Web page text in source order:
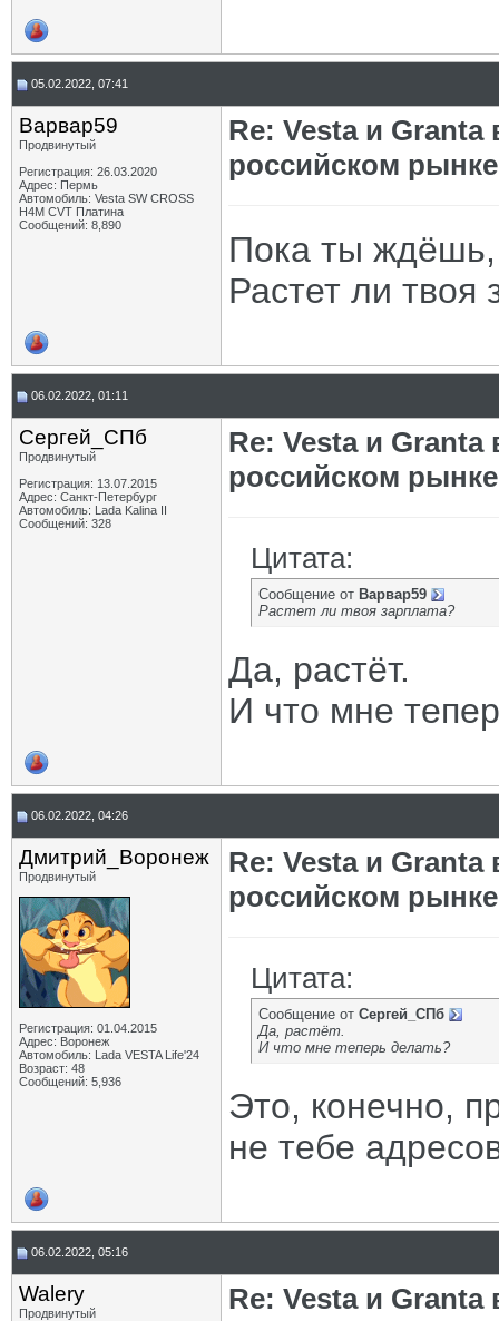
05.02.2022, 07:41
Варвар59
Продвинутый
Регистрация: 26.03.2020
Адрес: Пермь
Автомобиль: Vesta SW CROSS
H4M CVT Платина
Сообщений: 8,890
Re: Vesta и
российском рынке
Пока ты ждёшь,
Растет ли твоя
06.02.2022, 01:11
Сергей_СПб
Продвинутый
Регистрация: 13.07.2015
Адрес: Санкт-Петербург
Автомобиль: Lada Kalina II
Сообщений: 328
Re: Vesta и
российском рынке
Цитата:
Сообщение от Варвар59
Растет ли твоя зарплата?
Да, растёт.
И что мне
06.02.2022, 04:26
Дмитрий_Воронеж
Продвинутый
Регистрация: 01.04.2015
Адрес: Воронеж
Автомобиль: Lada VESTA Life'24
Возраст: 48
Сообщений: 5,936
Re: Vesta и
российском рынке
Цитата:
Сообщение от Сергей_СПб
Да, растёт.
И что мне теперь делать?
Это, конечно,
не тебе
06.02.2022, 05:16
Walery
Продвинутый
Re: Vesta и